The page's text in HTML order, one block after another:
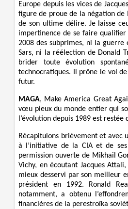
Europe depuis les vices de
figure de proue de la négation
de son ultime délire. Je laisse
impertinence de se faire
2008 des subprimes, ni la
Sars, ni la réélection de Donald
brider toute évolution
technocratiques. Il prône le vol
futur.
MAGA, Make America Great
vœu pieux du monde entier qui
l’évolution depuis 1989 est restée
Récapitulons brièvement et
à l’initiative de la CIA et de
permission ouverte de Mikhail
Vichy, en écoutant Jacques
mieux desservi par son meilleur
président en 1992. Ronald
notamment, a obtenu
financières de la perestroïka